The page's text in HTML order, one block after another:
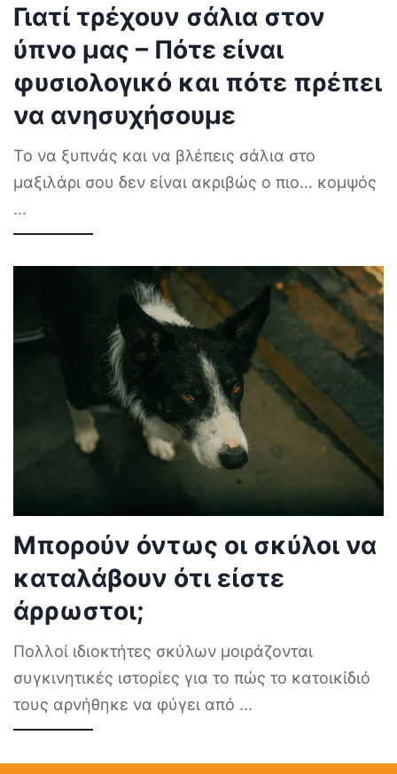
Γιατί τρέχουν σάλια στον
ύπνο μας – Πότε είναι
φυσιολογικό και πότε πρέπει
να ανησυχήσουμε
Το να ξυπνάς και να βλέπεις σάλια στο
μαξιλάρι σου δεν είναι ακριβώς ο πιο… κομψός
...
Μπορούν όντως οι σκύλοι να
καταλάβουν ότι είστε
άρρωστοι;
Πολλοί ιδιοκτήτες σκύλων μοιράζονται
συγκινητικές ιστορίες για το πώς το κατοικίδιό
τους αρνήθηκε να φύγει από ...